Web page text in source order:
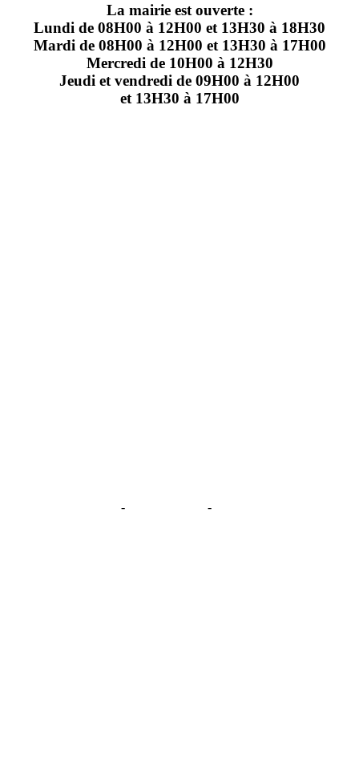
La mairie est ouverte :
Lundi de 08H00 à 12H00 et 13H30 à 18H30
Mardi de 08H00 à 12H00 et 13H30 à 17H00
Mercredi de 10H00 à 12H30
Jeudi et vendredi de 09H00 à 12H00
et 13H30 à 17H00
- -